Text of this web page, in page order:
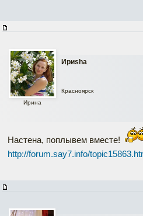
Ириshа
Ирина
Красноярск
Настена, поплывем вместе!
http://forum.say7.info/